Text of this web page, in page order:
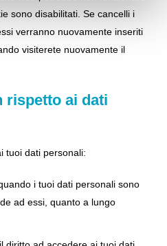
sono disabilitati. Se cancelli i
verranno nuovamente inseriti
visiterete nuovamente il
rispetto ai dati
tuoi dati personali:
i tuoi dati personali sono
ad essi, quanto a lungo